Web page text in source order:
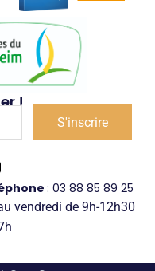
!
vendredi de 9h-12h30
: 03 88 85 89 25